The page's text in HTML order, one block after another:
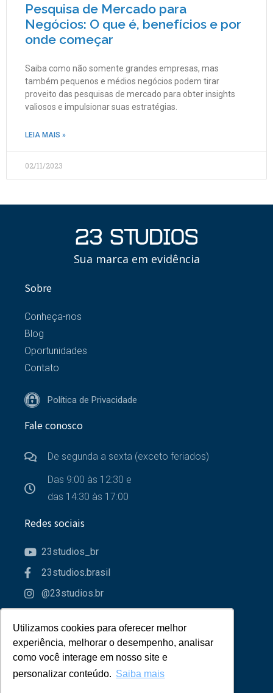
Utilizamos cookies para oferecer melhor
experiência, melhorar o desempenho, analisar
como você interage em nosso site e
personalizar conteúdo. Saiba mais
Utilizamos cookies para oferecer melhor
experiência, melhorar o desempenho, analisar
como você interage em nosso site e
personalizar conteúdo. Saiba mais
Pesquisa de Mercado para
Negócios: O que é, benefícios e por
onde começar
Saiba como não somente grandes empresas, mas
também pequenos e médios negócios podem tirar
proveito das pesquisas de mercado para obter insights
valiosos e impulsionar suas estratégias.
LEIA MAIS »
02/11/2023
Sua marca em evidência
Sobre
Conheça-nos
Blog
Oportunidades
Contato
Política de Privacidade
Fale conosco
De segunda a sexta (exceto feriados)
Das 9:00 às 12:30 e
das 14:30 às 17:00
Redes sociais
23studios_br
23studios.brasil
@23studios.br
Parceiros